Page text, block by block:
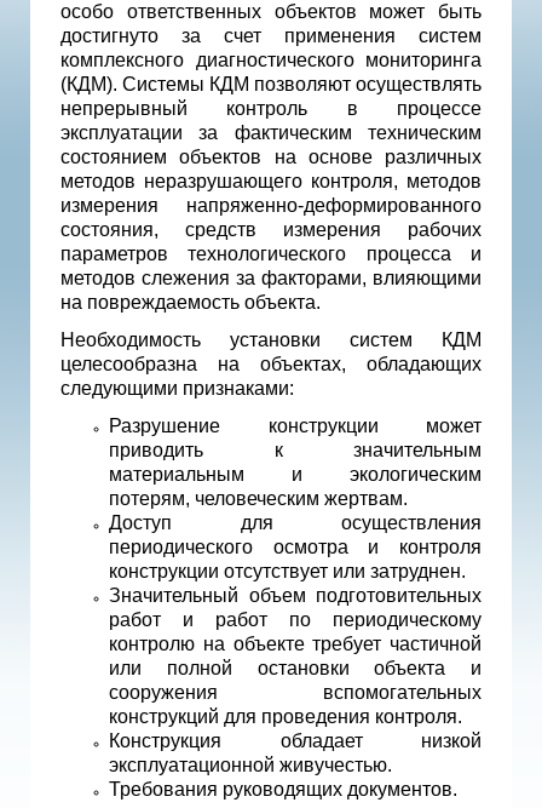
особо ответственных объектов может быть
достигнуто за счет применения систем
комплексного диагностического мониторинга
(КДМ). Системы КДМ позволяют осуществлять
непрерывный контроль в процессе
эксплуатации за фактическим техническим
состоянием объектов на основе различных
методов неразрушающего контроля, методов
измерения напряженно-деформированного
состояния, средств измерения рабочих
параметров технологического процесса и
методов слежения за факторами, влияющими
на повреждаемость объекта.
Необходимость установки систем КДМ
целесообразна на объектах, обладающих
следующими признаками:
Разрушение конструкции может
приводить к значительным
материальным и экологическим
потерям, человеческим жертвам.
Доступ для осуществления
периодического осмотра и контроля
конструкции отсутствует или затруднен.
Значительный объем подготовительных
работ и работ по периодическому
контролю на объекте требует частичной
или полной остановки объекта и
сооружения вспомогательных
конструкций для проведения контроля.
Конструкция обладает низкой
эксплуатационной живучестью.
Требования руководящих документов.